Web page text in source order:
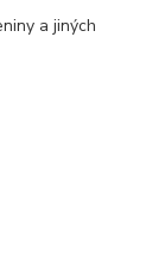
a jiných